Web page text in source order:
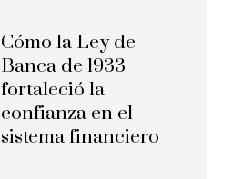
Cómo la Ley de
Banca de 1933
fortaleció la
confianza en el
sistema financiero